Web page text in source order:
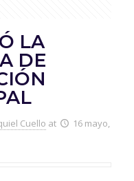
LA
DE
Cuello at
16 mayo,